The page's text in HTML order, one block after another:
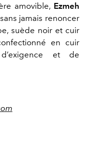
amovible, Ezmeh
jamais renoncer
suède noir et cuir
en cuir
et de